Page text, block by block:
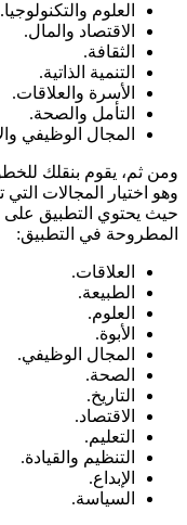
العلوم والتكنولوجيا.
الاقتصاد والمال.
الثقافة.
التنمية الذاتية.
الأسرة والعلاقات.
التأمل والصحة.
المجال الوظيفي
ومن ثم، يقوم بنقلك
وهو اختيار المجالات
حيث يحتوي التطبيق على
المطروحة في التطبيق:
العلاقات.
الطبيعة.
العلوم.
الأبوة.
المجال الوظيفي.
الصحة.
التاريخ.
الاقتصاد.
التعليم.
التنظيم والقيادة.
الإبداع.
السياسة.